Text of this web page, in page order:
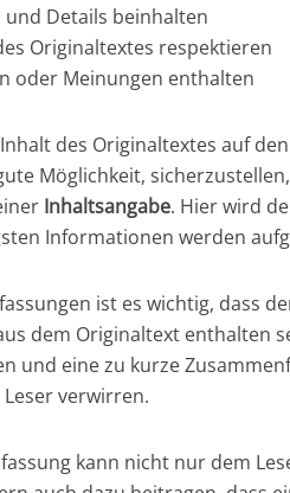
Details beinhalten
Originaltextes respektieren
oder Meinungen enthalten
des Originaltextes auf
Möglichkeit,
Inhaltsangabe. Hier wird
Informationen werden
ist es wichtig, dass
dem Originaltext enthalten
und eine zu kurze
verwirren.
kann nicht nur dem